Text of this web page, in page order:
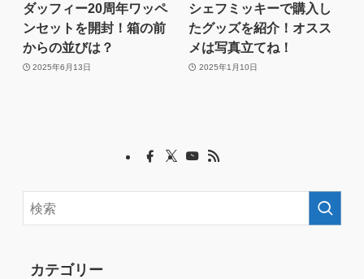
ダッフィー20周年ワッペ
ンセットを開封！箱の前
からの並びは？
2025年6月13日
シェフミッキーで購入し
たグッズを紹介！オスス
メは写真立てね！
2025年1月10日
カテゴリー